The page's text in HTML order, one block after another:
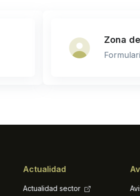
Zona
Actualidad
Actualidad sector